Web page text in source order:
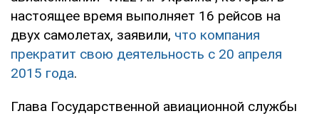
настоящее время выполняет 16 рейсов на
двух самолетах, заявили, что компания
прекратит свою деятельность с 20 апреля
2015 года.
Глава Государственной авиационной службы